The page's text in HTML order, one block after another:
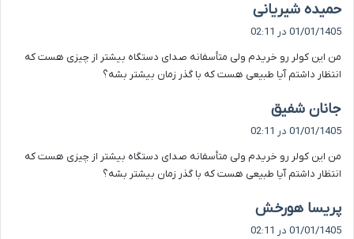
حمیده شیریانی
ف
:
01/01/1405 در 02:11
من این کولر رو خریدم ولی متأسفانه صدای دستگاه بیشتر از چیزی هست که
انتظار داشتم آیا طبیعی هست که با گذر زمان بیشتر بشه؟
جانان شفیق
ف
:
01/01/1405 در 02:11
من این کولر رو خریدم ولی متأسفانه صدای دستگاه بیشتر از چیزی هست که
انتظار داشتم آیا طبیعی هست که با گذر زمان بیشتر بشه؟
پریسا هورخش
ف
01/01/1405 در 02:11